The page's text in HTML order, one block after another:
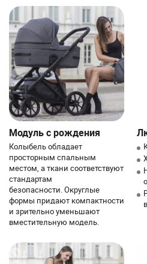
Модуль с рождения
Колыбель обладает
просторным спальным
местом, а ткани соответствуют
стандартам
безопасности. Округлые
формы придают компактности
и зрительно уменьшают
вместительную модель.